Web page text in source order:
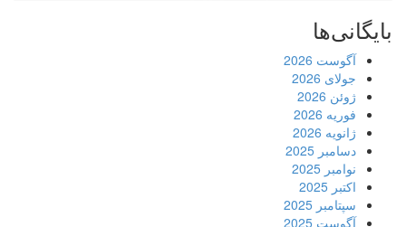
بایگانی‌ها
آگوست 2026
جولای 2026
ژوئن 2026
فوریه 2026
ژانویه 2026
دسامبر 2025
نوامبر 2025
اکتبر 2025
سپتامبر 2025
آگوست 2025